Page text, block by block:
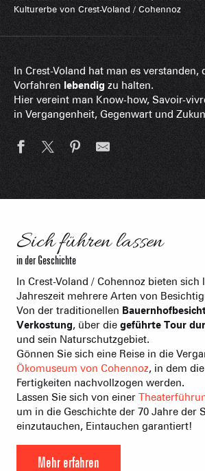
Kulturerbe von Crest-Voland / Cohennoz
In Crest-Voland hat man es verstanden,
Vorfahren lebendig zu halten.
Hier vereint man Know-how, Savoir-
in Vergangenheit, Gegenwart und
Sich führen lassen
in der Geschichte
In Crest-Voland / Cohennoz bieten sich
Jahreszeit mehrere Arten von
Von der traditionellen
Verkostung, über die geführte Tour
und sein Naturschutzgebiet.
Gönnen Sie sich eine Reise in die
Ökomuseum von Cohennoz, in dem
Fertigkeiten nachvollzogen werden.
Lassen Sie sich von einer
um in die Geschichte der 70 Jahre der
einzutauchen, Eintauchen garantiert!
Mehr erfahren